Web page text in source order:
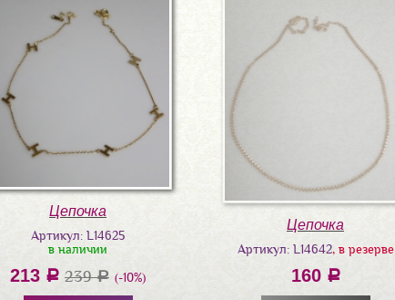
Цепочка
Артикул: L14625
в наличии
213 a 239a (-10%)
Цепочка
Артикул: L14642, в резерве
160 a